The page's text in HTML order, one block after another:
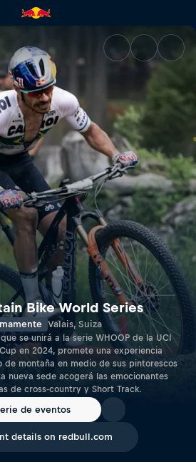
Bike World
Bike World Series
Valais, Suiza
se unirá a la serie WHOOP de la UCI
en 2024, promete una experiencia
de montaña en medio de sus pintorescos
nueva sede acogerá las emocionantes
de cross-country y Short Track.
de eventos
details on redbull.com